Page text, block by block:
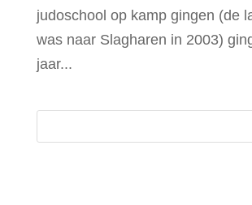
judoschool op kamp gingen (de
was naar Slagharen in 2003)
jaar...